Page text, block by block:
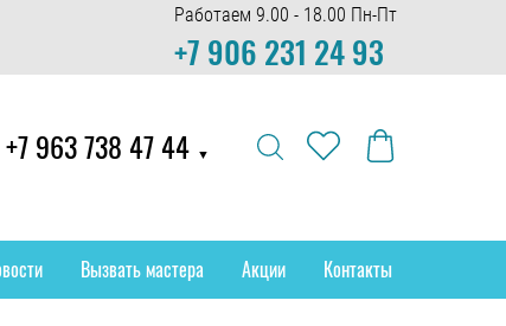
Работаем 9.00 - 18.00 Пн-Пт
+7 906 231 24 93
+7 963 738 47 44 ▼
Вызвать мастера Акции Контакты